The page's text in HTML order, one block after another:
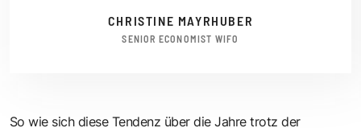
CHRISTINE MAYRHUBER
SENIOR ECONOMIST WIFO
So wie sich diese Tendenz über die Jahre trotz der